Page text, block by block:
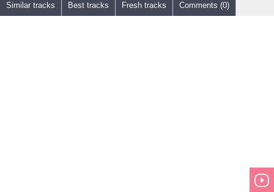
Similar tracks Best tracks Fresh tracks Comments (0)